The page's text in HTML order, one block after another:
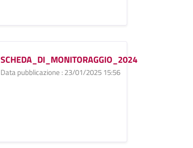
SCHEDA_DI_MONITORAGGIO_2024
Data pubblicazione : 23/01/2025 15:56